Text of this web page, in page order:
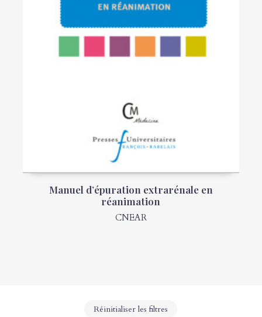
Manuel d’épuration extrarénale en
réanimation
CNEAR
Réinitialiser les filtres